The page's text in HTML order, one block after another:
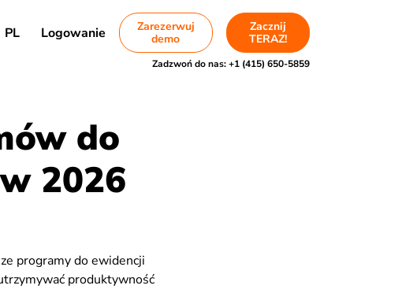
PL Logowanie
Zarezerwuj
demo
Zacznij
TERAZ!
Zadzwoń do nas:+1 (415) 650-5859
do
2026
programy do ewidencji
produktywność